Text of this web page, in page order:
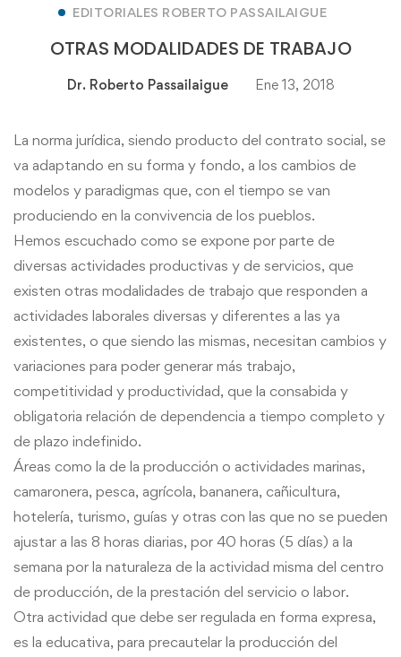
EDITORIALES ROBERTO PASSAILAIGUE
OTRAS MODALIDADES DE TRABAJO
Dr. Roberto Passailaigue Ene 13, 2018
La norma jurídica, siendo producto del contrato social, se
va adaptando en su forma y fondo, a los cambios de
modelos y paradigmas que, con el tiempo se van
produciendo en la convivencia de los pueblos.
Hemos escuchado como se expone por parte de
diversas actividades productivas y de servicios, que
existen otras modalidades de trabajo que responden a
actividades laborales diversas y diferentes a las ya
existentes, o que siendo las mismas, necesitan cambios y
variaciones para poder generar más trabajo,
competitividad y productividad, que la consabida y
obligatoria relación de dependencia a tiempo completo y
de plazo indefinido.
Áreas como la de la producción o actividades marinas,
camaronera, pesca, agrícola, bananera, cañicultura,
hotelería, turismo, guías y otras con las que no se pueden
ajustar a las 8 horas diarias, por 40 horas (5 días) a la
semana por la naturaleza de la actividad misma del centro
de producción, de la prestación del servicio o labor.
Otra actividad que debe ser regulada en forma expresa,
es la educativa, para precautelar la producción del